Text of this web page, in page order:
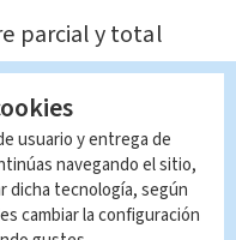
parcial y total
usuario y entrega de
navegando el sitio,
dicha tecnología, según
cambiar la configuración